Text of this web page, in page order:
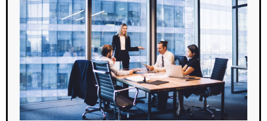
20 de mayo / 12:00 hrs.
Durante la conferencia los alumnos podrán conocer las
características de un líder en los puestos gerenciales en las
empresas públicas y privadas.